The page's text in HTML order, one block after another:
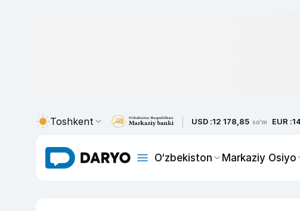
Toshkent USD :12 178,85 so'm EUR :
O‘zbekiston Markaziy Osiyo